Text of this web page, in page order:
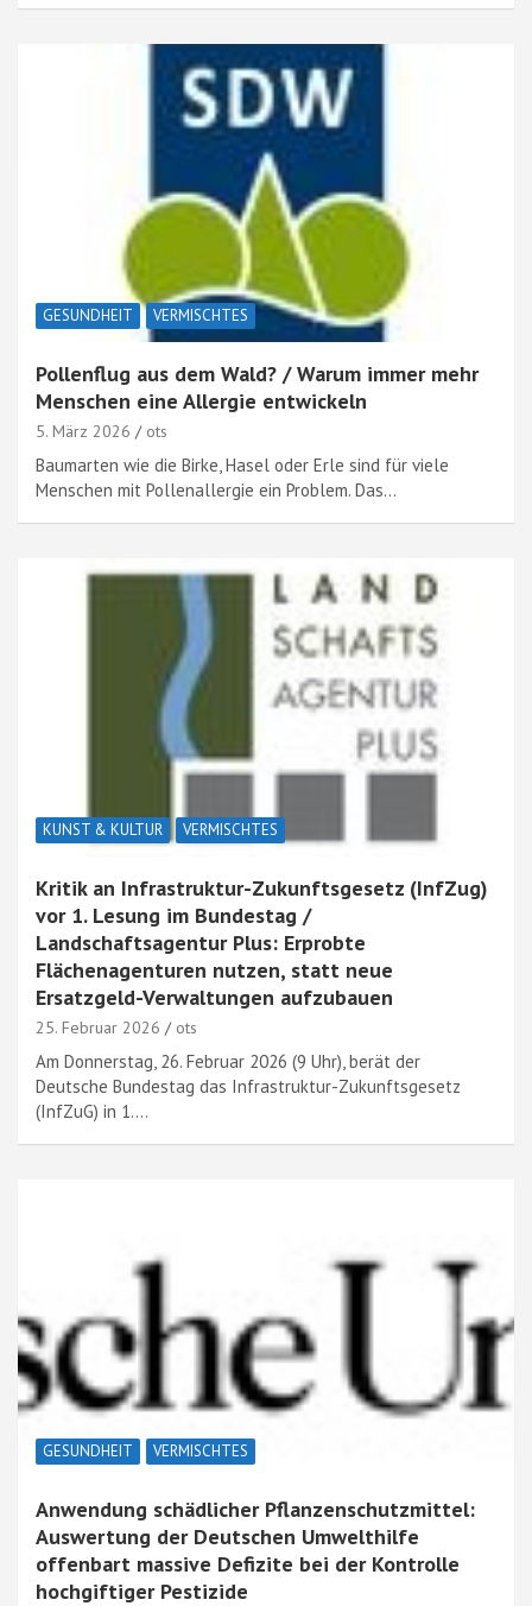
GESUNDHEIT VERMISCHTES
Pollenflug aus dem Wald? / Warum immer mehr
Menschen eine Allergie entwickeln
5. März 2026 ots
Baumarten wie die Birke, Hasel oder Erle sind für viele
Menschen mit Pollenallergie ein Problem. Das…
KUNST & KULTUR VERMISCHTES
Kritik an Infrastruktur-Zukunftsgesetz (InfZug)
vor 1. Lesung im Bundestag /
Landschaftsagentur Plus: Erprobte
Flächenagenturen nutzen, statt neue
Ersatzgeld-Verwaltungen aufzubauen
25. Februar 2026 ots
Am Donnerstag, 26. Februar 2026 (9 Uhr), berät der
Deutsche Bundestag das Infrastruktur-Zukunftsgesetz
(InfZuG) in 1.…
GESUNDHEIT VERMISCHTES
Anwendung schädlicher Pflanzenschutzmittel:
Auswertung der Deutschen Umwelthilfe
offenbart massive Defizite bei der Kontrolle
hochgiftiger Pestizide